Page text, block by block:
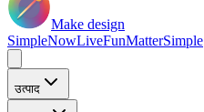
Make design
SimpleNowLiveFunMatterSimple
उत्पाद